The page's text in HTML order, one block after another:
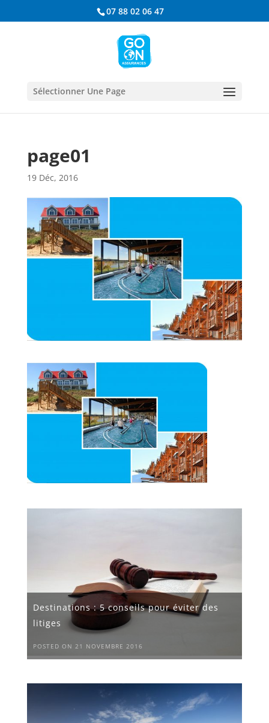
07 88 02 06 47
Sélectionner Une Page
page01
19 Déc, 2016
Destinations : 5 conseils pour éviter des
litiges
POSTED ON 21 NOVEMBRE 2016